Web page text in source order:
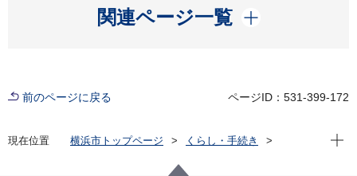
関連ページ一覧
開く
前のページに戻る ページID：531-399-172
現在位置 横浜市トップページ
くらし・手続き
旭区を知る
現在